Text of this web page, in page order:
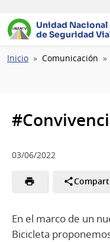
Unidad Nacional
de Seguridad
Ruta
Inicio Comunicación
03/06/2022
En el marco de un
Bicicleta